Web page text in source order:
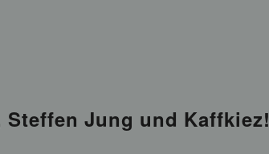
Steffen Jung und Kaffkiez!